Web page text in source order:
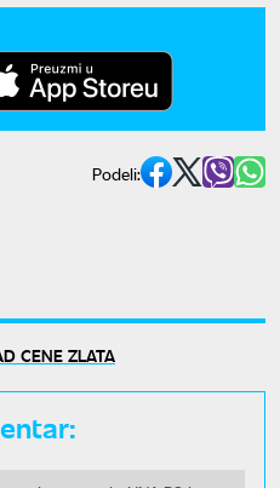
Podeli:
CENE ZLATA